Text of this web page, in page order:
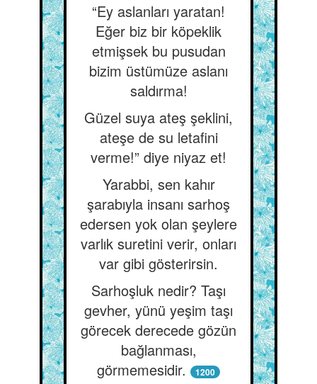
“Ey aslanları yaratan!
Eğer biz bir köpeklik
etmişsek bu pusudan
bizim üstümüze aslanı
saldırma!
Güzel suya ateş şeklini,
ateşe de su letafini
verme!” diye niyaz et!
Yarabbi, sen kahır
şarabıyla insanı sarhoş
edersen yok olan şeylere
varlık suretini verir, onları
var gibi gösterirsin.
Sarhoşluk nedir? Taşı
gevher, yünü yeşim taşı
görecek derecede gözün
bağlanması,
görmemesidir.
1200